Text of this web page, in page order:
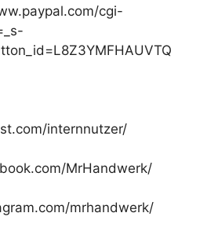
cgi-
internnutzer/
MrHandwerk/
mrhandwerk/